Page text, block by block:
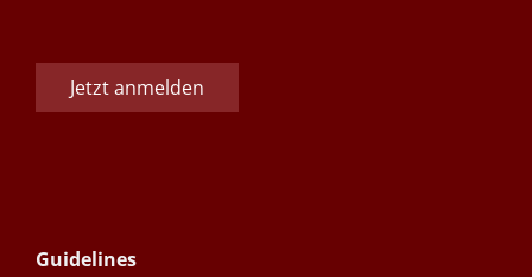
Jetzt anmelden
Guidelines